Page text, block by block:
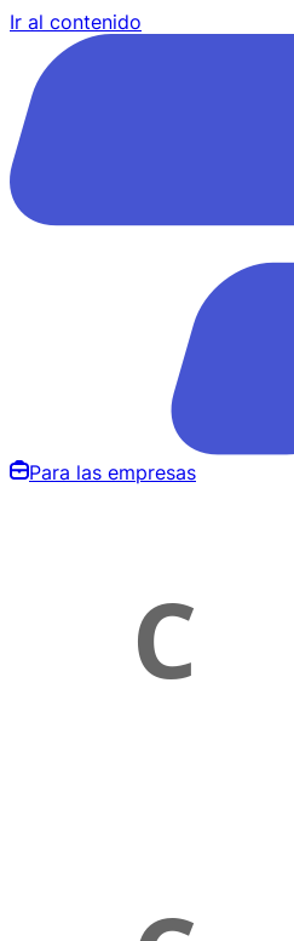
Ir al contenido
Para las empresas